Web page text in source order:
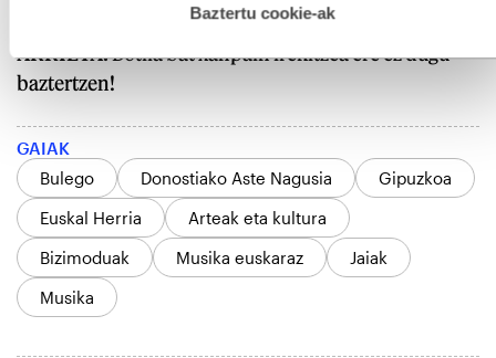
esplizitua ematen diguzu.Gehiago irakurri
Baztertu cookie-ak
ARRIETA:Botila bat xanpain irekitzea ere ez dugu
baztertzen!
GAIAK
Bulego
Donostiako Aste Nagusia
Gipuzkoa
Euskal Herria
Arteak eta kultura
Bizimoduak
Musika euskaraz
Jaiak
Musika